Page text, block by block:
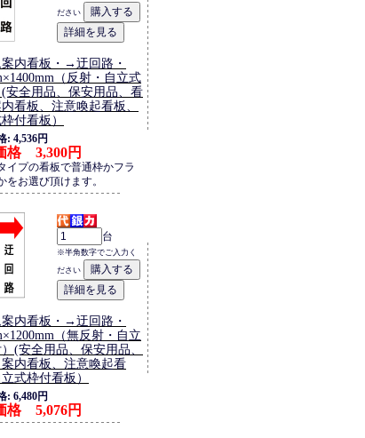
ださい
案内看板・→迂回路・
（反射・自立式
安全用品、保安用品、看
看板、注意喚起看板、
付看板）
: 4,536円
格 3,300円
イプの看板で普通枠かフラ
をお選び頂けます。
台
※半角数字でご入力く
ださい
案内看板・→迂回路・
（無反射・自立
(安全用品、保安用品、
内看板、注意喚起看
式枠付看板）
: 6,480円
格 5,076円